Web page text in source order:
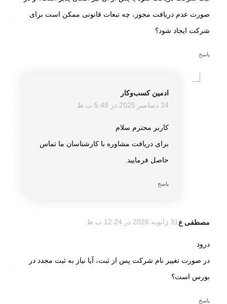
صورت عدم دریافت مجوز، چه تبعات قانونی ممکن است برای
شرکت ایجاد شود؟
پاسخ
ادمین کسب‌و‌کار
گفته:24 دسامبر 2025 در 5:48 ب.ظ
کاربر محترم سلام
برای دریافت مشاوره با کارشناسان ما تماس
حاصل فرمایید.
پاسخ
مصطفی ع 31 ژانویه 2026 در 12:24 ب.ظ
درود
در صورت تغییر نام شرکت پس از ثبت، آیا نیاز به ثبت مجدد در
بورس است؟
پاسخ